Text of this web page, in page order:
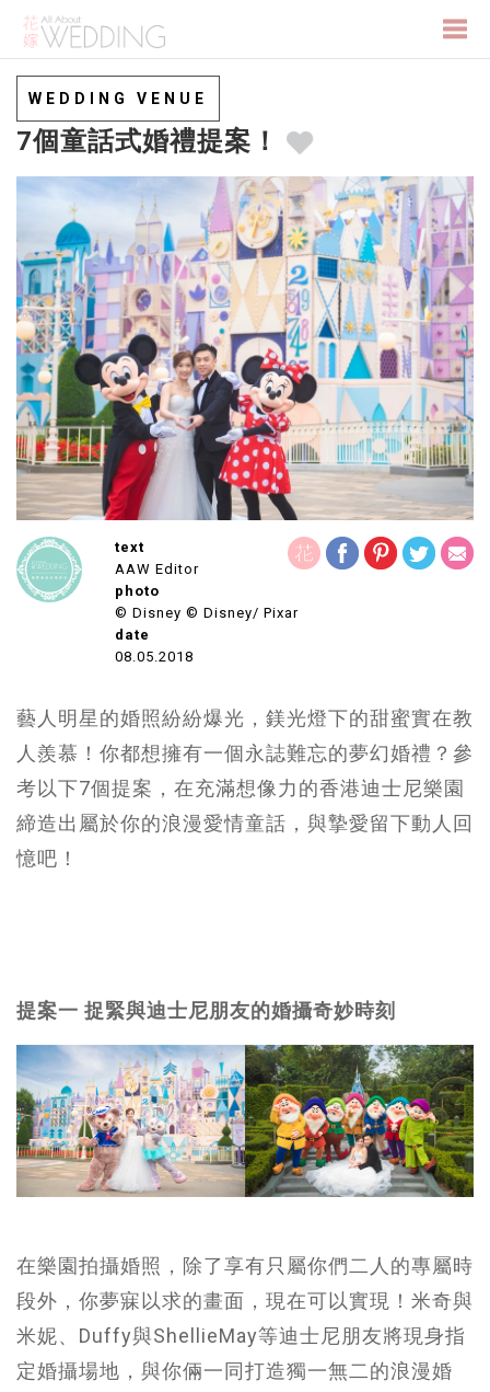
WEDDING VENUE
7個童話式婚禮提案！
text
AAW Editor
photo
© Disney © Disney/ Pixar
date
08.05.2018
藝人明星的婚照紛紛爆光，鎂光燈下的甜蜜實在教
人羨慕！你都想擁有一個永誌難忘的夢幻婚禮？參
考以下7個提案，在充滿想像力的香港迪士尼樂園
締造出屬於你的浪漫愛情童話，與摯愛留下動人回
憶吧！
提案一 捉緊與迪士尼朋友的婚攝奇妙時刻
在樂園拍攝婚照，除了享有只屬你們二人的專屬時
段外，你夢寐以求的畫面，現在可以實現！米奇與
米妮、Duffy與ShellieMay等迪士尼朋友將現身指
定婚攝場地，與你倆一同打造獨一無二的浪漫婚